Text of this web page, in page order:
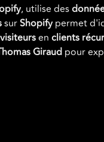
, utilise des
surShopifypermet
visiteursen clients
Giraud pour